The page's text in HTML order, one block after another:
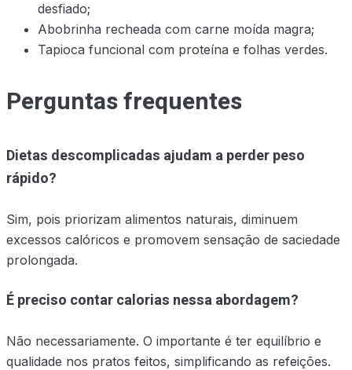
desfiado;
Abobrinha recheada com carne moída magra;
Tapioca funcional com proteína e folhas verdes.
Perguntas frequentes
Dietas descomplicadas ajudam a perder peso
rápido?
Sim, pois priorizam alimentos naturais, diminuem
excessos calóricos e promovem sensação de saciedade
prolongada.
É preciso contar calorias nessa abordagem?
Não necessariamente. O importante é ter equilíbrio e
qualidade nos pratos feitos, simplificando as refeições.